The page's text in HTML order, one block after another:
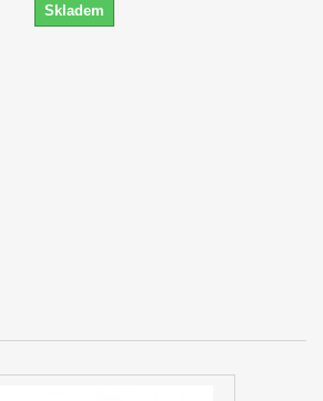
Skladem